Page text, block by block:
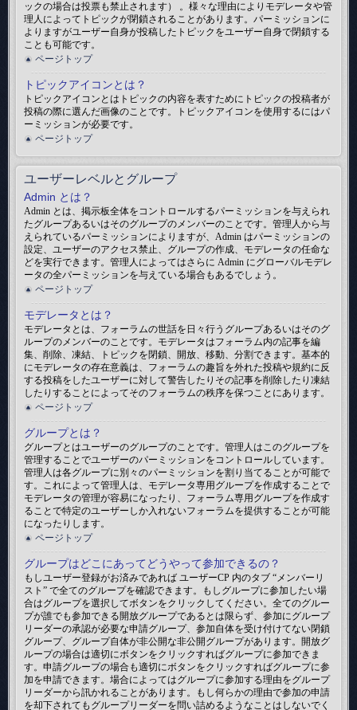
ックの場合は投票も禁止されます） 。様々な理由によりモデレータや管
理人によってトピックが閉鎖されることがあります。パーミッションに
よりますがユーザー自身が投稿したトピックをユーザー自身で閉鎖する
ことも可能です。
ページトップ
トピックアイコンとは？
トピックアイコンとはトピックの内容を表すためにトピックの投稿者が
投稿の際に選んだ画像のことです。トピックアイコンを使用するにはパ
ーミッションが必要です。
ページトップ
ユーザーレベルとグループ
Admin とは？
Admin とは、掲示板全体をコントロールするパーミッションを与えられ
たグループあるいはそのグループのメンバーのことです。管理人から与
えられているパーミッションによりますが、Admin はパーミッションの
設定、ユーザーのアクセス禁止、グループの作成、モデレータの任命な
どを実行できます。管理人によってはさらに Admin にグローバルモデレ
ータの全パーミッションを与えている場合もあるでしょう。
ページトップ
モデレータとは？
モデレータとは、フォーラムの世話を日々行うグループあるいはそのグ
ループのメンバーのことです。モデレータはフォーラム内の記事を編
集、削除、凍結、トピックを閉鎖、開放、移動、分割できます。基本的
にモデレータの存在意義は、フォーラムの趣旨を外れた投稿や規約に反
する投稿をしたユーザーに対して警告したりその記事を削除したり凍結
したりすることによってそのフォーラムの秩序を保つことにあります。
ページトップ
グループとは？
グループとはユーザーのグループのことです。管理人はこのグループを
管理することでユーザーのパーミッションをコントロールしています。
管理人は各グループに別々のパーミッションを割り当てることが可能で
す。これによって管理人は、モデレータ専用グループを作成することで
モデレータの管理が容易になったり、フォーラム専用グループを作成す
ることで特定のユーザーしか入れないフォーラムを提供することが可能
になったりします。
ページトップ
グループはどこにあってどうやって参加できるの？
もしユーザー登録がお済みであれば ユーザーCP 内のタブ “メンバーリ
スト” で全てのグループを確認できます。もしグループに参加したい場
合はグループを選択してボタンをクリックしてください。全てのグルー
プが誰でも参加できる開放グループであるとは限らず、参加にグループ
リーダーの承認が必要な申請グループ、参加自体を受け付けてない閉鎖
グループ、グループ自体が非公開な非公開グループがあります。開放グ
ループの場合は適切にボタンをクリックすればグループに参加できま
す。申請グループの場合も適切にボタンをクリックすればグループに参
加を申請できます。場合によってはグループに参加する理由をグループ
リーダーから訊かれることがあります。もし何らかの理由で参加の申請
を却下されてもグループリーダーを問い詰めるようなことはしないでく